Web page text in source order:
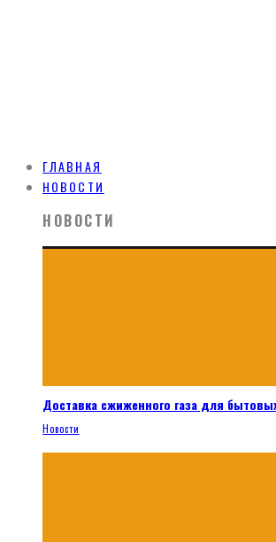
ГЛАВНАЯ
НОВОСТИ
НОВОСТИ
Доставка сжиженного газа для
Новости